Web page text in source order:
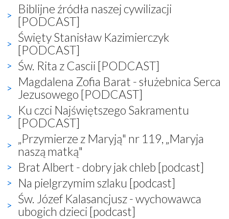
Biblijne źródła naszej cywilizacji
[PODCAST]
Święty Stanisław Kazimierczyk
[PODCAST]
Św. Rita z Cascii [PODCAST]
Magdalena Zofia Barat - służebnica Serca
Jezusowego [PODCAST]
Ku czci Najświętszego Sakramentu
[PODCAST]
„Przymierze z Maryją" nr 119, „Maryja
naszą matką"
Brat Albert - dobry jak chleb [podcast]
Na pielgrzymim szlaku [podcast]
Św. Józef Kalasancjusz - wychowawca
ubogich dzieci [podcast]